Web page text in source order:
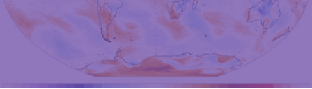
比賽/專題計劃
SEARCH